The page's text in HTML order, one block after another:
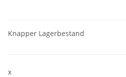
Knapper Lagerbestand
x